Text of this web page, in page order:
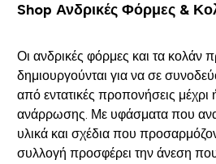
Shop Ανδρικές Φόρμες &
Οι ανδρικές φόρμες και τα κολάν
δημιουργούνται για να σε
από εντατικές προπονήσεις μέχρι
ανάρρωσης. Με υφάσματα που
υλικά και σχέδια που
συλλογή προσφέρει την άνεση